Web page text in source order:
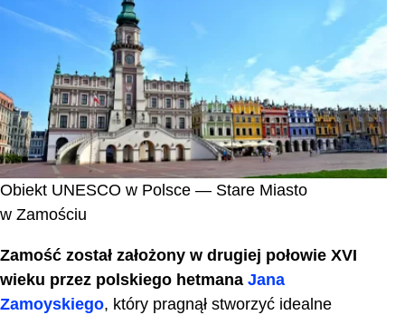
Obiekt UNESCO w Polsce — Stare Miasto
w Zamościu
Zamość został założony w drugiej połowie XVI
wieku przez polskiego hetmana Jana
Zamoyskiego, który pragnął stworzyć idealne